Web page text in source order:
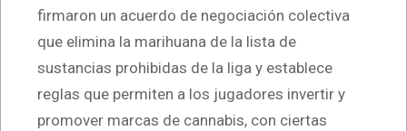
firmaron un acuerdo de negociación colectiva
que elimina la marihuana de la lista de
sustancias prohibidas de la liga y establece
reglas que permiten a los jugadores invertir y
promover marcas de cannabis, con ciertas